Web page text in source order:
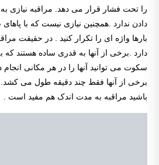
را تحت فشار قرار می دهد. مراقبه نیازی
دادن ندارد .همچنین نیازی نیست که با پاهای
بارها واژه ای را تکرار کنید . در حقیقت
دارد .برخی از آنها به قدری ساده هستند
سکوت می توانید آنها را در هر مکانی انجام
برخی از آنها فقط چند دقیقه طول می
باشید مراقبه به مدت اندک هم مفید است .